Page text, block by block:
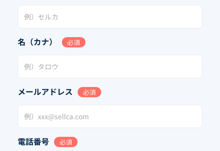
名（カナ） 必須
メールアドレス 必須
電話番号 必須